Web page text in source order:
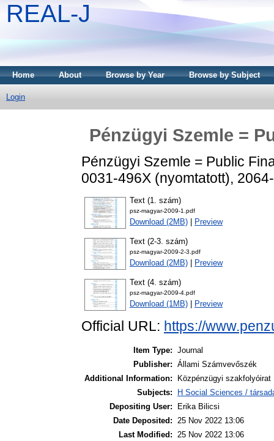
REAL-J
Home About Browse by Year Browse by Subject
Login
Pénzügyi Szemle =
Pénzügyi Szemle = Public
0031-496X (nyomtatott),
Text (1. szám)
psz-magyar-2009-1.pdf
Download (2MB) Preview
Text (2-3. szám)
psz-magyar-2009-2-3.pdf
Download (2MB) Preview
Text (4. szám)
psz-magyar-2009-4.pdf
Download (1MB) Preview
Official URL: https://
Item Type: Journal
Publisher: Állami Számvevőszék
Additional Information:
Közpénzügyi szakfolyóirat
Subjects:
H Social Sciences /
Depositing User:
Erika Bilicsi
Date Deposited: 25 Nov 2022 13:06
Last Modified: 25 Nov 2022 13:06